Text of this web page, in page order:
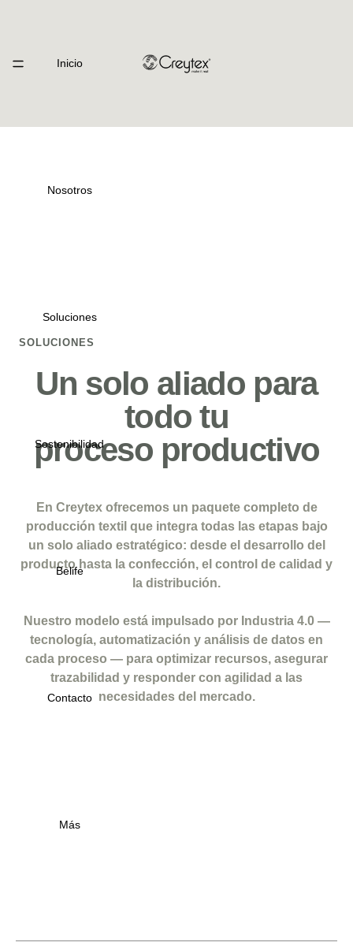
Inicio
Nosotros
Soluciones
Sostenibilidad
Belife
Contacto
Más
SOLUCIONES
Un solo aliado para
todo tu
proceso productivo
En Creytex ofrecemos un paquete completo de
producción textil que integra todas las etapas bajo
un solo aliado estratégico: desde el desarrollo del
producto hasta la confección, el control de calidad y
la distribución.
Nuestro modelo está impulsado por Industria 4.0 —
tecnología, automatización y análisis de datos en
cada proceso — para optimizar recursos, asegurar
trazabilidad y responder con agilidad a las
necesidades del mercado.